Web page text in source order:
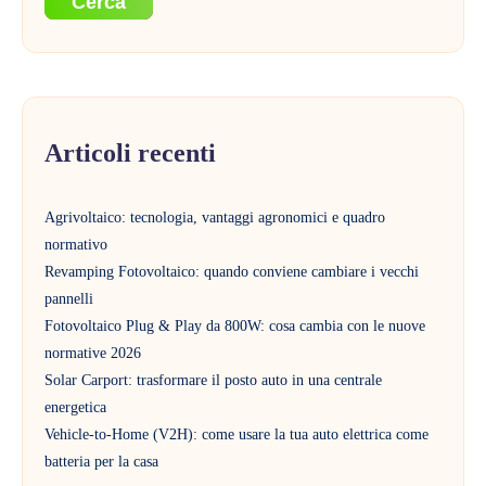
Articoli recenti
Agrivoltaico: tecnologia, vantaggi agronomici e quadro
normativo
Revamping Fotovoltaico: quando conviene cambiare i vecchi
pannelli
Fotovoltaico Plug & Play da 800W: cosa cambia con le nuove
normative 2026
Solar Carport: trasformare il posto auto in una centrale
energetica
Vehicle-to-Home (V2H): come usare la tua auto elettrica come
batteria per la casa